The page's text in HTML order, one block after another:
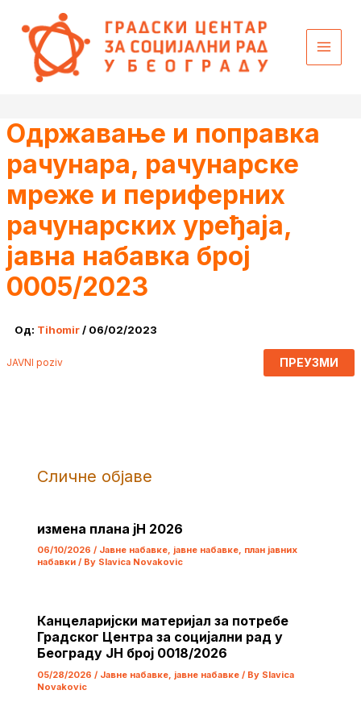
садржај
Одржавање и поправка
рачунара, рачунарске
мреже и периферних
рачунарских уређаја,
јавна набавка број
0005/2023
Од: Tihomir/ 06/02/2023
JAVNI poziv ПРЕУЗМИ
Сличне објаве
измена плана јН 2026
06/10/2026 / Јавне набавке, јавне набавке, план јавних
набавки/ By Slavica Novakovic
Канцеларијски материјал за потребе
Градског Центра за социјални рад у
Београду ЈН број 0018/2026
05/28/2026 / Јавне набавке, јавне набавке/ By Slavica
Novakovic